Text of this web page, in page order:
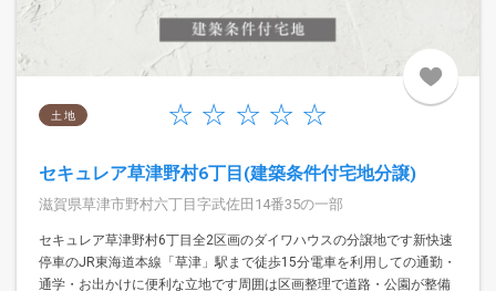
土 地
セキュレア草津野村6丁目(建築条件付宅地分譲)
滋賀県草津市野村六丁目字武佐田14番35の一部
セキュレア草津野村6丁目全2区画のダイワハウスの分譲地です新快速
停車のJR東海道本線「草津」駅まで徒歩15分電車を利用しての通勤・
通学・お出かけに便利な立地です周囲は区画整理で道路・公園が整備